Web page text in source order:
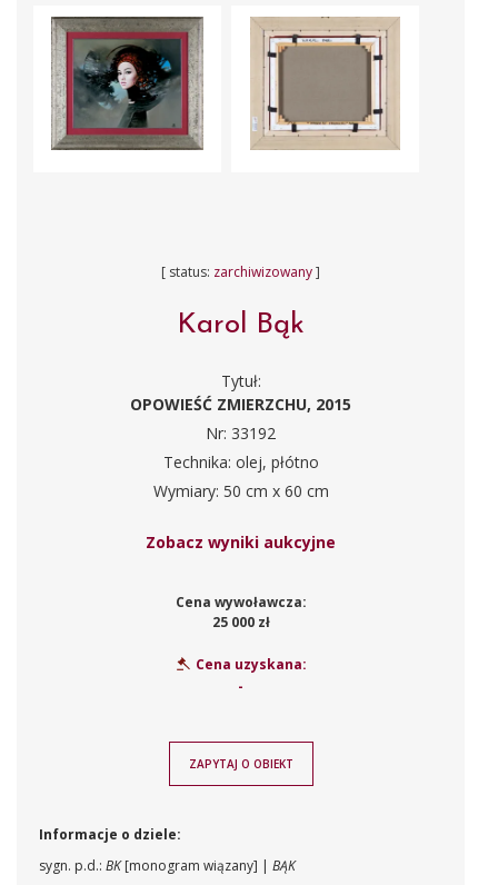
[ status: zarchiwizowany]
Karol Bąk
Tytuł:
OPOWIEŚĆ ZMIERZCHU, 2015
Nr: 33192
Technika: olej, płótno
Wymiary: 50 cm x 60 cm
Zobacz wyniki aukcyjne
Cena wywoławcza:
25 000 zł
Cena uzyskana:
-
ZAPYTAJ O OBIEKT
Informacje o dziele:
sygn. p.d.: BK[monogram wiązany] | BĄK